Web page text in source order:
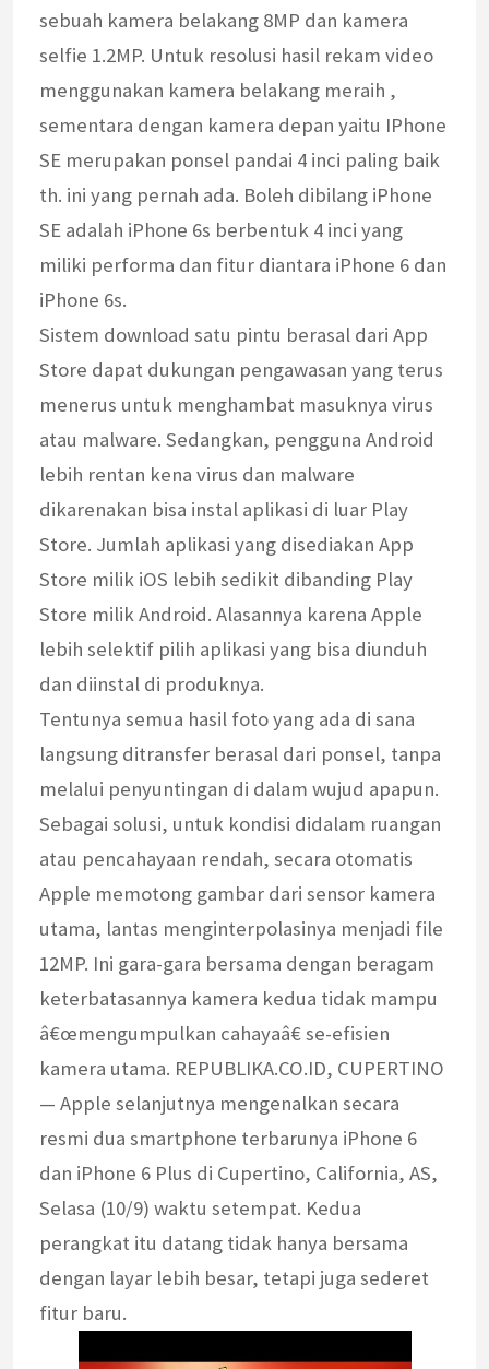
sebuah kamera belakang 8MP dan kamera
selfie 1.2MP. Untuk resolusi hasil rekam video
menggunakan kamera belakang meraih ,
sementara dengan kamera depan yaitu IPhone
SE merupakan ponsel pandai 4 inci paling baik
th. ini yang pernah ada. Boleh dibilang iPhone
SE adalah iPhone 6s berbentuk 4 inci yang
miliki performa dan fitur diantara iPhone 6 dan
iPhone 6s.
Sistem download satu pintu berasal dari App
Store dapat dukungan pengawasan yang terus
menerus untuk menghambat masuknya virus
atau malware. Sedangkan, pengguna Android
lebih rentan kena virus dan malware
dikarenakan bisa instal aplikasi di luar Play
Store. Jumlah aplikasi yang disediakan App
Store milik iOS lebih sedikit dibanding Play
Store milik Android. Alasannya karena Apple
lebih selektif pilih aplikasi yang bisa diunduh
dan diinstal di produknya.
Tentunya semua hasil foto yang ada di sana
langsung ditransfer berasal dari ponsel, tanpa
melalui penyuntingan di dalam wujud apapun.
Sebagai solusi, untuk kondisi didalam ruangan
atau pencahayaan rendah, secara otomatis
Apple memotong gambar dari sensor kamera
utama, lantas menginterpolasinya menjadi file
12MP. Ini gara-gara bersama dengan beragam
keterbatasannya kamera kedua tidak mampu
â€œmengumpulkan cahayaâ€ se-efisien
kamera utama. REPUBLIKA.CO.ID, CUPERTINO
— Apple selanjutnya mengenalkan secara
resmi dua smartphone terbarunya iPhone 6
dan iPhone 6 Plus di Cupertino, California, AS,
Selasa (10/9) waktu setempat. Kedua
perangkat itu datang tidak hanya bersama
dengan layar lebih besar, tetapi juga sederet
fitur baru.